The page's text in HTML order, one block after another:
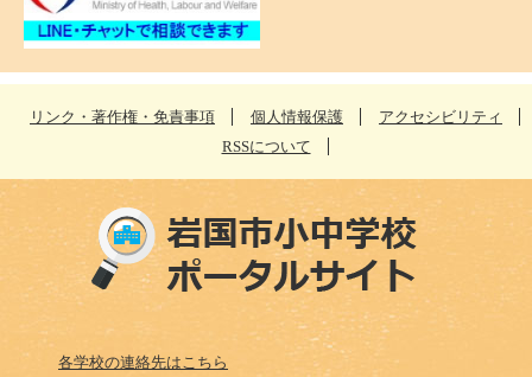
リンク・著作権・免責事項 個人情報保護
アクセシビリティ
RSSについて
各学校の連絡先はこちら